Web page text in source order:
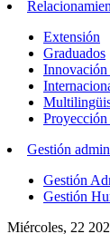
Extensión
Graduados
Proyección
Gestión
Gestión
Gestión
Miércoles, 22